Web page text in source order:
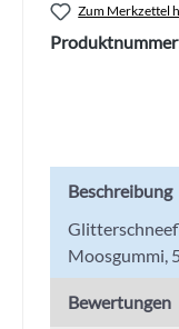
Zum Merkzettel
Beschreibung
Moosgummi,
Bewertungen